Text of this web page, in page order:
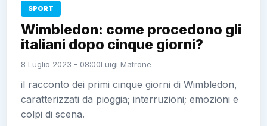
SPORT
Wimbledon: come procedono gli
italiani dopo cinque giorni?
8 Luglio 2023 - 08:00Luigi Matrone
il racconto dei primi cinque giorni di Wimbledon,
caratterizzati da pioggia; interruzioni; emozioni e
colpi di scena.